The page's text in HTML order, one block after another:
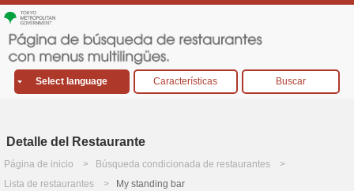
Select language Características Buscar
Detalle del Restaurante
Página de inicio
Búsqueda condicionada de restaurantes
Lista de restaurantes
My standing bar